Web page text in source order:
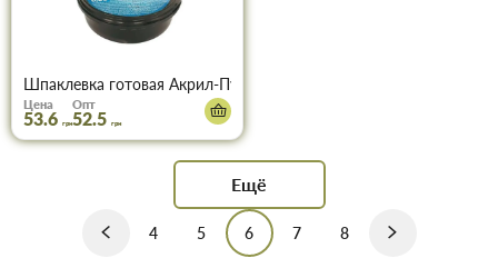
Шпаклевка готовая Акрил-Путц 0,5кг FS20
Цена
53.6 грн
Опт
52.5 грн
Ещё
4 5 6 7 8